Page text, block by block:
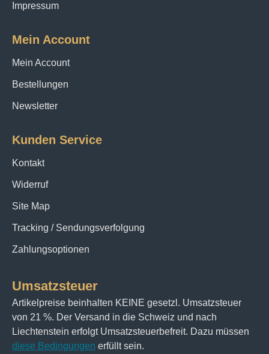
Impressum
Mein Account
Mein Account
Bestellungen
Newsletter
Kunden Service
Kontakt
Widerruf
Site Map
Tracking / Sendungsverfolgung
Zahlungsoptionen
Umsatzsteuer
Artikelpreise beinhalten KEINE gesetzl. Umsatzsteuer
von 21 %. Der Versand in die Schweiz und nach
Liechtenstein erfolgt Umsatzsteuerbefreit. Dazu müssen
diese Bedingungen erfüllt sein.